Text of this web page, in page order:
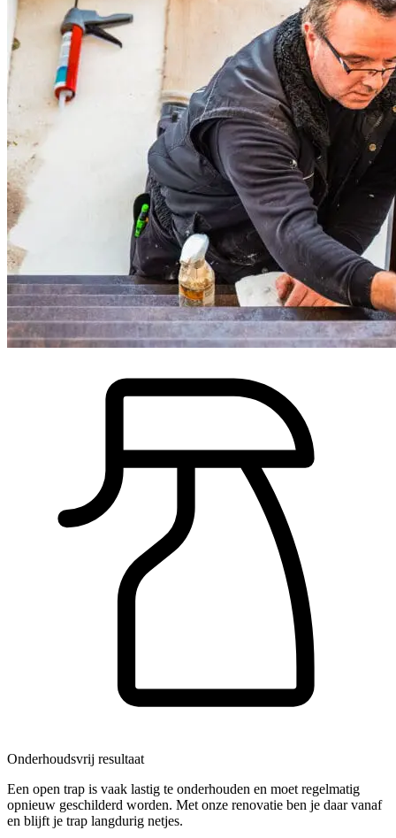
Onderhoudsvrij resultaat
Een open trap is vaak lastig te onderhouden en moet regelmatig
opnieuw geschilderd worden. Met onze renovatie ben je daar vanaf
en blijft je trap langdurig netjes.